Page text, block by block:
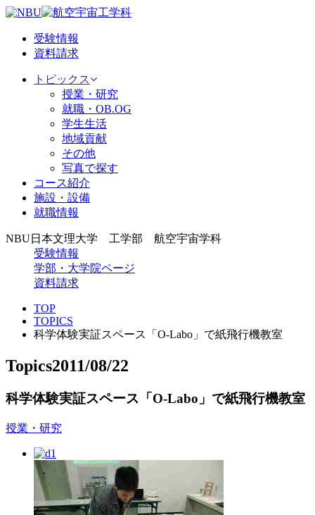
受験情報
資料請求
トピックス
授業・研究
就職・OB.OG
学生生活
地域貢献
その他
写真で探す
コース紹介
施設・設備
就職情報
NBU日本文理大学 工学部 航空宇宙学科
受験情報
学部・大学院ページ
資料請求
TOP
TOPICS
科学体験実証スペース「O-Labo」で紙飛行機教室
Topics2011/08/22
科学体験実証スペース「O-Labo」で紙飛行機教室
授業・研究